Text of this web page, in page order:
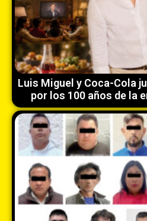
Luis Miguel y Coca-Cola
por los 100 años de la